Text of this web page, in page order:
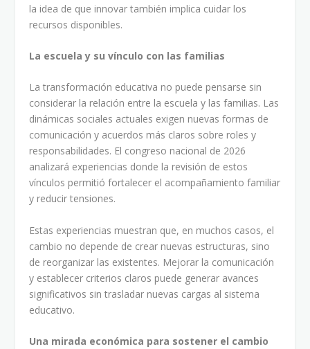
la idea de que innovar también implica cuidar los
recursos disponibles.
La escuela y su vínculo con las familias
La transformación educativa no puede pensarse sin
considerar la relación entre la escuela y las familias. Las
dinámicas sociales actuales exigen nuevas formas de
comunicación y acuerdos más claros sobre roles y
responsabilidades. El congreso nacional de 2026
analizará experiencias donde la revisión de estos
vínculos permitió fortalecer el acompañamiento familiar
y reducir tensiones.
Estas experiencias muestran que, en muchos casos, el
cambio no depende de crear nuevas estructuras, sino
de reorganizar las existentes. Mejorar la comunicación
y establecer criterios claros puede generar avances
significativos sin trasladar nuevas cargas al sistema
educativo.
Una mirada económica para sostener el cambio